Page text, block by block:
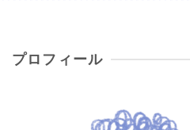
プロフィール